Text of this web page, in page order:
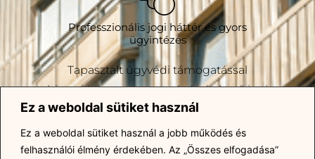
Ez a weboldal sütiket használ
Ez a weboldal sütiket használ a jobb működés és
felhasználói élmény érdekében. Az „Összes elfogadása”
Professzionális jogi háttér és gyors
ügyintézés
Tapasztalt ügyvédi támogatással
biztosítjuk a gyors, precíz és érthető jogi
lebonyolítást.